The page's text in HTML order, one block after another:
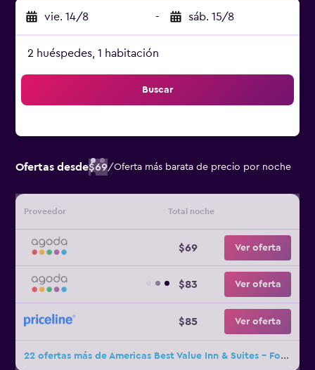
vie. 14/8 - sáb. 15/8
2 huéspedes, 1 habitación
Buscar
Ofertas desde$69/Oferta más barata de precio por noche
Proveedor Total noche
$69 Ver oferta
$83 Ver oferta
$85 Ver oferta
22 ofertas más de Americas Best Value Inn & Suites - Fontana